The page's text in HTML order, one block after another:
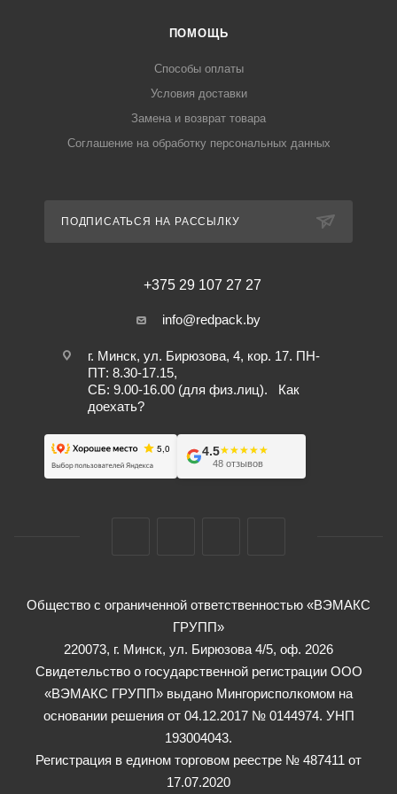
ПОМОЩЬ
Способы оплаты
Условия доставки
Замена и возврат товара
Соглашение на обработку персональных данных
ПОДПИСАТЬСЯ НА РАССЫЛКУ
+375 29 107 27 27
info@redpack.by
г. Минск, ул. Бирюзова, 4, кор. 17. ПН-
ПТ: 8.30-17.15,
СБ: 9.00-16.00 (для физ.лиц). Как
доехать?
4.5★★★★★
★★★★★
48 отзывов
Общество с ограниченной ответственностью «ВЭМАКС
ГРУПП»
220073, г. Минск, ул. Бирюзова 4/5, оф. 2026
Свидетельство о государственной регистрации ООО
«ВЭМАКС ГРУПП» выдано Мингорисполкомом на
основании решения от 04.12.2017 № 0144974. УНП
193004043.
Регистрация в едином торговом реестре № 487411 от
17.07.2020